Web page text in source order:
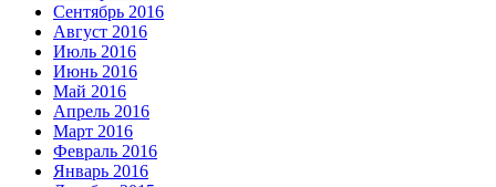
Сентябрь 2016
Август 2016
Июль 2016
Июнь 2016
Май 2016
Апрель 2016
Март 2016
Февраль 2016
Январь 2016